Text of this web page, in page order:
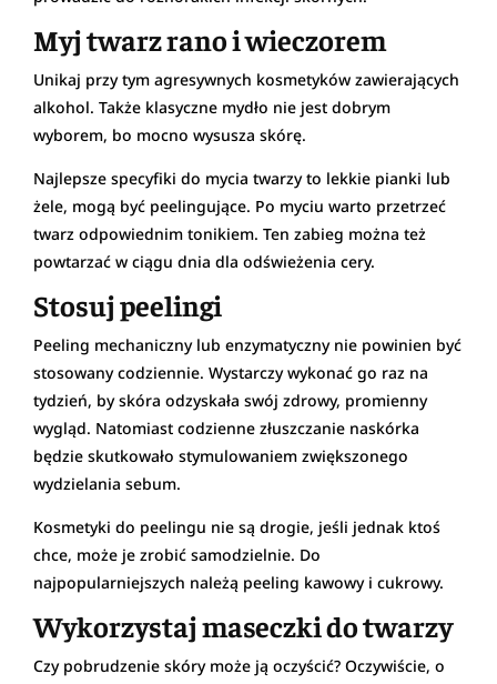
Myj twarz rano i wieczorem
Unikaj przy tym agresywnych kosmetyków zawierających
alkohol. Także klasyczne mydło nie jest dobrym
wyborem, bo mocno wysusza skórę.
Najlepsze specyfiki do mycia twarzy to lekkie pianki lub
żele, mogą być peelingujące. Po myciu warto przetrzeć
twarz odpowiednim tonikiem. Ten zabieg można też
powtarzać w ciągu dnia dla odświeżenia cery.
Stosuj peelingi
Peeling mechaniczny lub enzymatyczny nie powinien być
stosowany codziennie. Wystarczy wykonać go raz na
tydzień, by skóra odzyskała swój zdrowy, promienny
wygląd. Natomiast codzienne złuszczanie naskórka
będzie skutkowało stymulowaniem zwiększonego
wydzielania sebum.
Kosmetyki do peelingu nie są drogie, jeśli jednak ktoś
chce, może je zrobić samodzielnie. Do
najpopularniejszych należą peeling kawowy i cukrowy.
Wykorzystaj maseczki do twarzy
Czy pobrudzenie skóry może ją oczyścić? Oczywiście, o